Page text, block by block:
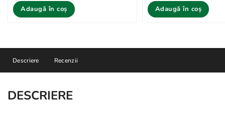
Adaugă în coș Adaugă în coș
Descriere Recenzii
DESCRIERE